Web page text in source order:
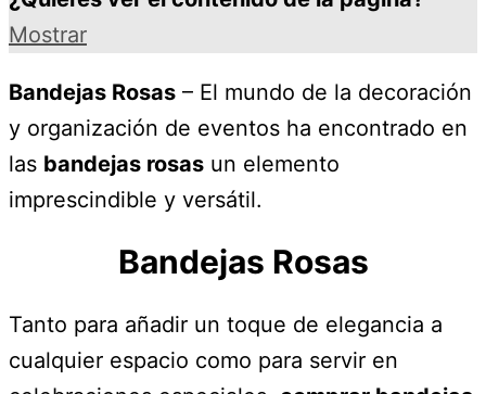
Mostrar
Bandejas Rosas – El mundo de la decoración
y organización de eventos ha encontrado en
las bandejas rosas un elemento
imprescindible y versátil.
Bandejas Rosas
Tanto para añadir un toque de elegancia a
cualquier espacio como para servir en